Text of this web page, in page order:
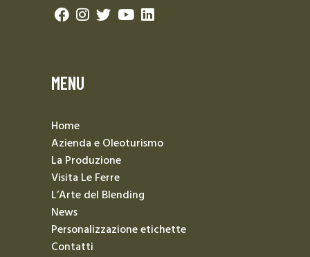
MENU
Home
Azienda e Oleoturismo
La Produzione
Visita Le Ferre
L’Arte del Blending
News
Personalizzazione etichette
Contatti